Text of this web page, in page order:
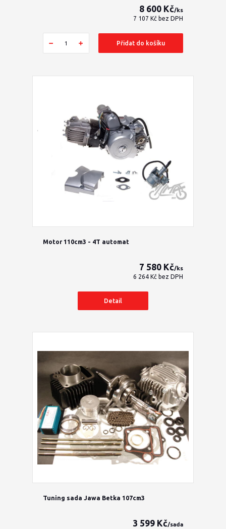
8 600 Kč/ks
7 107 Kč bez DPH
Přidat do košíku
Motor 110cm3 - 4T automat
7 580 Kč/ks
6 264 Kč bez DPH
Detail
Tuning sada Jawa Betka 107cm3
3 599 Kč/sada